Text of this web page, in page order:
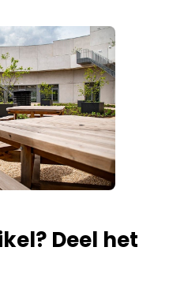
Deel het